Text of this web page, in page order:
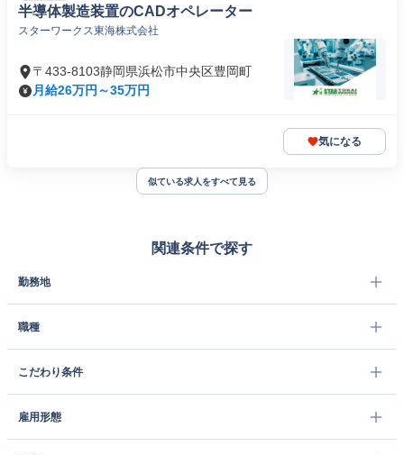
半導体製造装置のCADオペレーター
スターワークス東海株式会社
〒433-8103静岡県浜松市中央区豊岡町
月給26万円～35万円
気になる
似ている求人をすべて見る
関連条件で探す
勤務地
職種
こだわり条件
雇用形態